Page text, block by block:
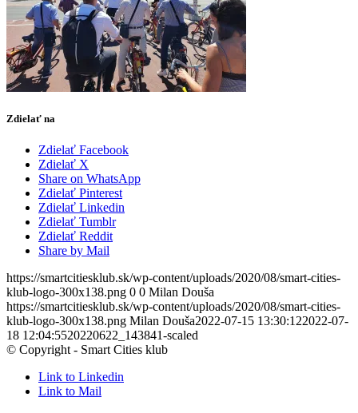
Zdielať na
Zdielať Facebook
Zdielať X
Share on WhatsApp
Zdielať Pinterest
Zdielať Linkedin
Zdielať Tumblr
Zdielať Reddit
Share by Mail
https://smartcitiesklub.sk/wp-content/uploads/2020/08/smart-cities-
klub-logo-300x138.png 0 0 Milan Douša
https://smartcitiesklub.sk/wp-content/uploads/2020/08/smart-cities-
klub-logo-300x138.png Milan Douša2022-07-15 13:30:122022-07-
18 12:04:5520220622_143841-scaled
© Copyright - Smart Cities klub
Link to Linkedin
Link to Mail